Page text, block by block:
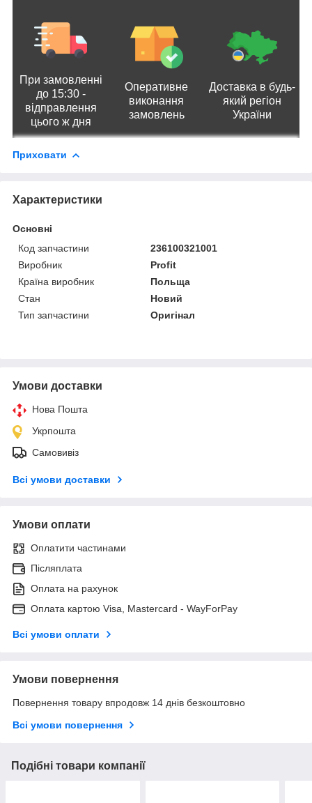
При замовленні
до 15:30 -
відправлення
цього ж дня
Оперативне
виконання
замовлень
Доставка в будь-
який регіон
України
Приховати
Характеристики
Основні
Код запчастини
236100321001
Виробник
Profit
Країна виробник
Польща
Стан
Новий
Тип запчастини
Оригінал
Умови доставки
Нова Пошта
Укрпошта
Самовивіз
Всі умови доставки
Умови оплати
Оплатити частинами
Післяплата
Оплата на рахунок
Оплата картою Visa, Mastercard - WayForPay
Всі умови оплати
Умови повернення
Повернення товару впродовж 14 днів безкоштовно
Всі умови повернення
Подібні товари компанії